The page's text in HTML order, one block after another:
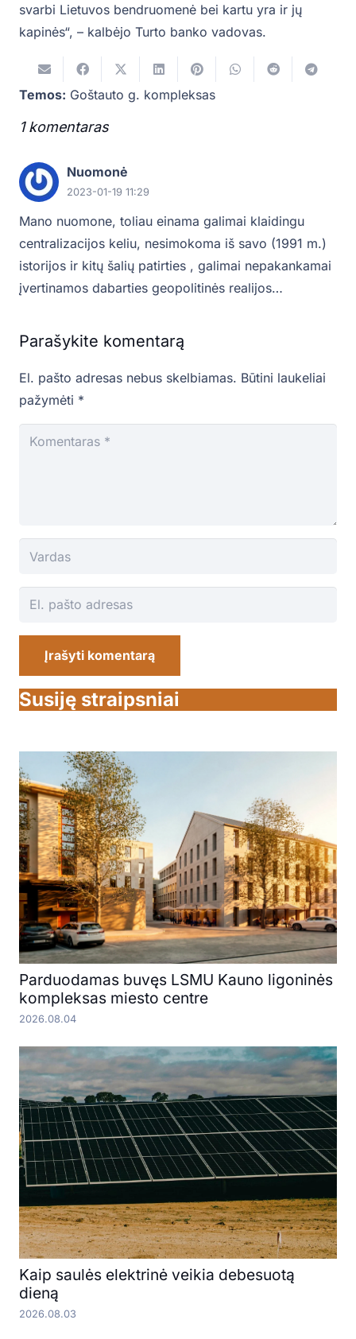
svarbi Lietuvos bendruomenė bei kartu yra ir jų
kapinės“, – kalbėjo Turto banko vadovas.
Temos: Goštauto g. kompleksas
1komentaras
.
Nuomonė
2023-01-19 11:29
Mano nuomone, toliau einama galimai klaidingu
centralizacijos keliu, nesimokoma iš savo (1991 m.)
istorijos ir kitų šalių patirties , galimai nepakankamai
įvertinamos dabarties geopolitinės realijos…
Parašykite komentarą
El. pašto adresas nebus skelbiamas. Būtini laukeliai
pažymėti *
Įrašyti komentarą
Susiję straipsniai
Parduodamas buvęs LSMU Kauno ligoninės
kompleksas miesto centre
2026.08.04
Kaip saulės elektrinė veikia debesuotą
dieną
2026.08.03